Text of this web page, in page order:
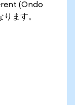
(Ondo
ます。